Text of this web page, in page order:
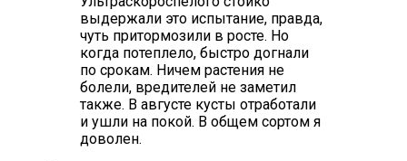
выдержали это испытание, правда,
чуть притормозили в росте. Но
когда потеплело, быстро догнали
по срокам. Ничем растения не
болели, вредителей не заметил
также. В августе кусты отработали
и ушли на покой. В общем сортом я
доволен.